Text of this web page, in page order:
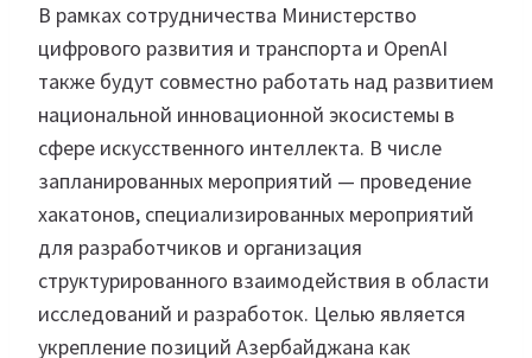
В рамках сотрудничества Министерство
цифрового развития и транспорта и OpenAI
также будут совместно работать над развитием
национальной инновационной экосистемы в
сфере искусственного интеллекта. В числе
запланированных мероприятий — проведение
хакатонов, специализированных мероприятий
для разработчиков и организация
структурированного взаимодействия в области
исследований и разработок. Целью является
укрепление позиций Азербайджана как